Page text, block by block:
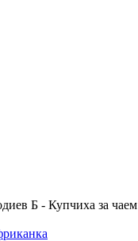
Б - Купчиха за чаем